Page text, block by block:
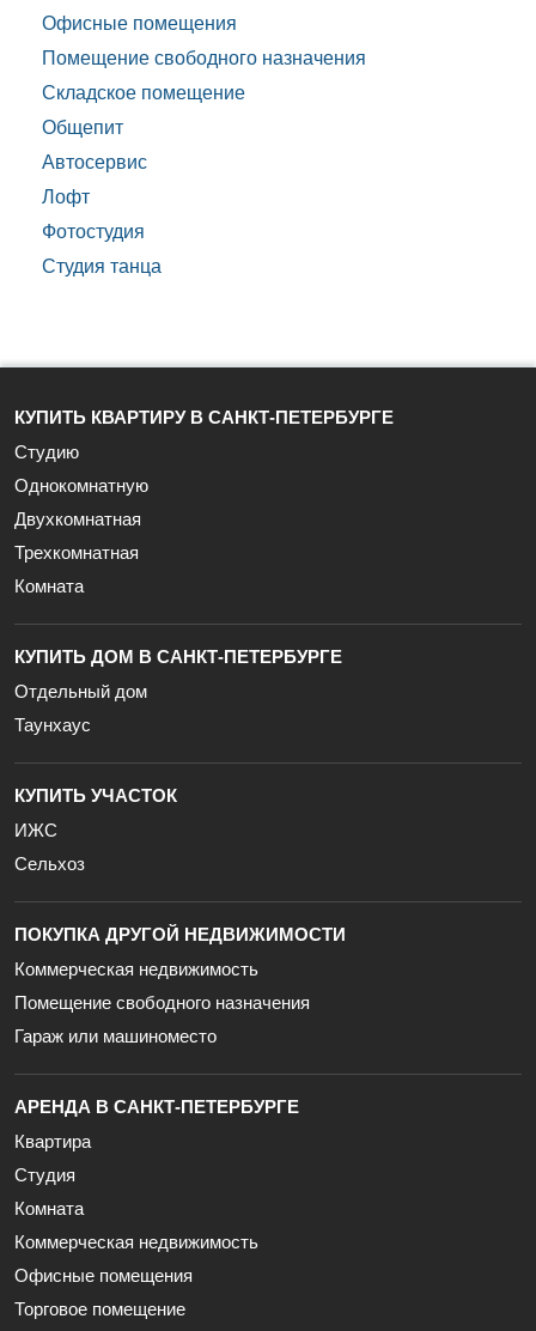
Офисные помещения
Помещение свободного назначения
Складское помещение
Общепит
Автосервис
Лофт
Фотостудия
Студия танца
КУПИТЬ КВАРТИРУ В САНКТ-ПЕТЕРБУРГЕ
Студию
Однокомнатную
Двухкомнатная
Трехкомнатная
Комната
КУПИТЬ ДОМ В САНКТ-ПЕТЕРБУРГЕ
Отдельный дом
Таунхаус
КУПИТЬ УЧАСТОК
ИЖС
Сельхоз
ПОКУПКА ДРУГОЙ НЕДВИЖИМОСТИ
Коммерческая недвижимость
Помещение свободного назначения
Гараж или машиноместо
АРЕНДА В САНКТ-ПЕТЕРБУРГЕ
Квартира
Студия
Комната
Коммерческая недвижимость
Офисные помещения
Торговое помещение